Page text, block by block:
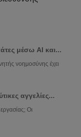
μέσω AI και...
νοημοσύνης έχει
αγγελίες...
εργασίας; Οι